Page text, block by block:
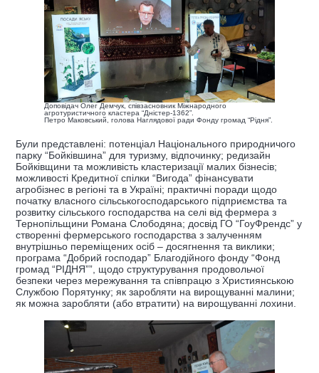
Доповідач Олег Демчук, співзасновник Міжнародного
агротуристичного кластера “Дністер-1362”.
Петро Маковський, голова Наглядової ради Фонду громад “Рідня”.
Були представлені: потенціал Національного природничого
парку “Бойківшина” для туризму, відпочинку; редизайн
Бойківщини та можливість кластеризації малих бізнесів;
можливості Кредитної спілки “Вигода” фінансувати
агробізнес в регіоні та в Україні; практичні поради щодо
початку власного сільськогосподарського підприємства та
розвитку сільського господарства на селі від фермера з
Тернопільщини Романа Слободяна; досвід ГО “ГоуФрендс” у
створенні фермерського господарства з залученням
внутрішньо переміщених осіб – досягнення та виклики;
програма “Добрий господар” Благодійного фонду “Фонд
громад “РІДНЯ””, щодо структурування продовольчої
безпеки через мережування та співпрацю з Християнською
Службою Порятунку; як заробляти на вирощуванні малини;
як можна заробляти (або втратити) на вирощуванні лохини.